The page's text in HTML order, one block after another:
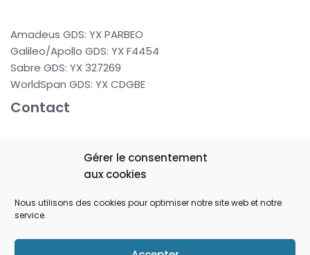
Gérer le consentement
aux cookies
Nous utilisons des cookies pour optimiser notre site web et notre
service.
Amadeus GDS: YX PARBEO
Galileo/Apollo GDS: YX F4454
Sabre GDS: YX 327269
WorldSpan GDS: YX CDGBE
Contact
37 rue de Berne
reservation@hboparis.com